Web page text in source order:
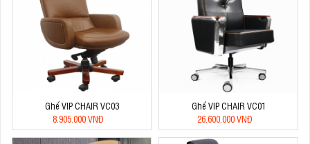
Ghế VIP CHAIR VC03
8.905.000 VNĐ
Ghế VIP CHAIR VC01
26.600.000 VNĐ